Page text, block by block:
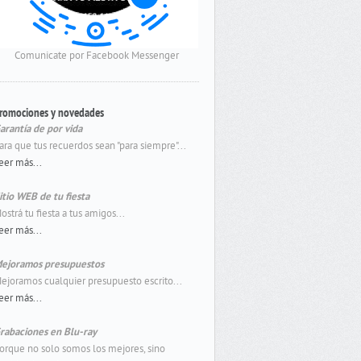
Comunicate por Facebook Messenger
y novedades
de por vida
que tus recuerdos sean "para siempre"...
más...
WEB de tu fiesta
tu fiesta a tus amigos...
más...
presupuestos
cualquier presupuesto escrito...
más...
en Blu-ray
no solo somos los mejores, sino